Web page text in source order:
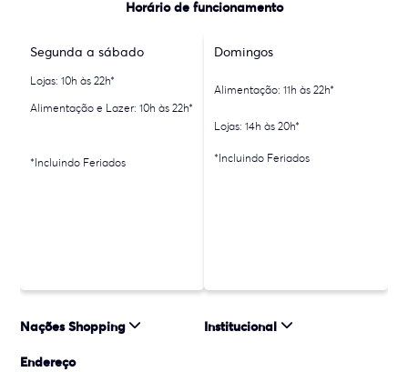
Horário de funcionamento
Segunda a sábado
Lojas: 10h às 22h*
Alimentação e Lazer: 10h às 22h*
*Incluindo Feriados
Domingos
Alimentação: 11h às 22h*
Lojas: 14h às 20h*
*Incluindo Feriados
Nações Shopping Institucional
Endereço